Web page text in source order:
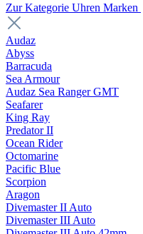
Zur Kategorie Uhren Marken
Audaz
Abyss
Barracuda
Sea Armour
Audaz Sea Ranger GMT
Seafarer
King Ray
Predator II
Ocean Rider
Octomarine
Pacific Blue
Scorpion
Aragon
Divemaster II Auto
Divemaster III Auto